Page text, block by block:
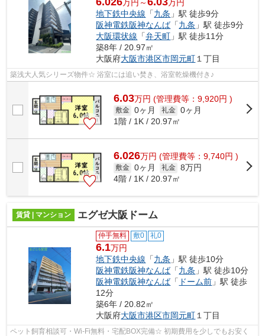
万円～
万円
地下鉄中央線 「九条 」駅 徒歩9分
阪神電鉄阪神なんば「九条 」駅 徒歩9分
大阪環状線 「弁天町 」駅 徒歩11分
築8年 / 20.97㎡
大阪府大阪市港区市岡元町 １丁目
築浅大人気シリーズ物件☆ 浴室には追い焚き、浴室乾燥機付き♪
6.03万円 (管理費等：9,920円 )
敷金 0ヶ月 礼金 0ヶ月
1階 / 1K / 20.97㎡
6.026万円 (管理費等：9,740円 )
敷金 0ヶ月 礼金 8万円
4階 / 1K / 20.97㎡
賃貸 | マンション エグゼ大阪ドーム
仲手無料 敷0 礼0
6.1万円
地下鉄中央線 「九条 」駅 徒歩10分
阪神電鉄阪神なんば「九条 」駅 徒歩10分
阪神電鉄阪神なんば「 ドーム前 」駅 徒歩
12分
築6年 / 20.82㎡
大阪府大阪市港区市岡元町 １丁目
ペット飼育相談可・Wi-Fi無料・宅配BOX完備☆ 初期費用を少しでもお安く